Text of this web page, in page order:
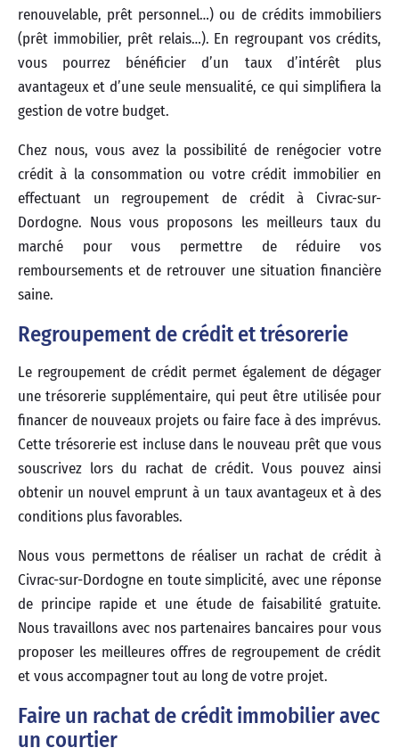
renouvelable, prêt personnel…) ou de crédits immobiliers
(prêt immobilier, prêt relais…). En regroupant vos crédits,
vous pourrez bénéficier d’un taux d’intérêt plus
avantageux et d’une seule mensualité, ce qui simplifiera la
gestion de votre budget.
Chez nous, vous avez la possibilité de renégocier votre
crédit à la consommation ou votre crédit immobilier en
effectuant un regroupement de crédit à Civrac-sur-
Dordogne. Nous vous proposons les meilleurs taux du
marché pour vous permettre de réduire vos
remboursements et de retrouver une situation financière
saine.
Regroupement de crédit et trésorerie
Le regroupement de crédit permet également de dégager
une trésorerie supplémentaire, qui peut être utilisée pour
financer de nouveaux projets ou faire face à des imprévus.
Cette trésorerie est incluse dans le nouveau prêt que vous
souscrivez lors du rachat de crédit. Vous pouvez ainsi
obtenir un nouvel emprunt à un taux avantageux et à des
conditions plus favorables.
Nous vous permettons de réaliser un rachat de crédit à
Civrac-sur-Dordogne en toute simplicité, avec une réponse
de principe rapide et une étude de faisabilité gratuite.
Nous travaillons avec nos partenaires bancaires pour vous
proposer les meilleures offres de regroupement de crédit
et vous accompagner tout au long de votre projet.
Faire un rachat de crédit immobilier avec
un courtier